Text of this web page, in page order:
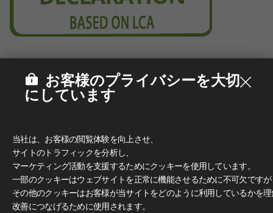
お客様のプライバシーを大切
にしています
当社は、お客様の閲覧体験を向上させ、
サイトのトラフィックを分析し、
マーケティング活動を支援するためにクッキーを使用しています。
一部のクッキーはウェブサイトを正常に機能させるために不可欠です
その他のクッキーはお客様が当サイトをどのように利用しているかを
改善につなげるために使用されます。